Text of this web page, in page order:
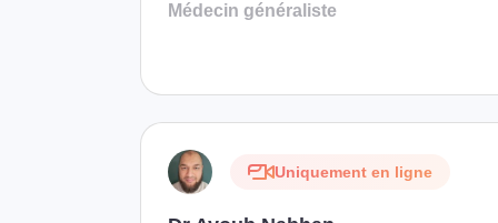
Médecin généraliste
Uniquement en ligne